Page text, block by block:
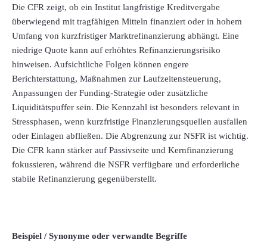
Die CFR zeigt, ob ein Institut langfristige Kreditvergabe
überwiegend mit tragfähigen Mitteln finanziert oder in hohem
Umfang von kurzfristiger Marktrefinanzierung abhängt. Eine
niedrige Quote kann auf erhöhtes Refinanzierungsrisiko
hinweisen. Aufsichtliche Folgen können engere
Berichterstattung, Maßnahmen zur Laufzeitensteuerung,
Anpassungen der Funding-Strategie oder zusätzliche
Liquiditätspuffer sein. Die Kennzahl ist besonders relevant in
Stressphasen, wenn kurzfristige Finanzierungsquellen ausfallen
oder Einlagen abfließen. Die Abgrenzung zur NSFR ist wichtig.
Die CFR kann stärker auf Passivseite und Kernfinanzierung
fokussieren, während die NSFR verfügbare und erforderliche
stabile Refinanzierung gegenüberstellt.
Beispiel / Synonyme oder verwandte Begriffe